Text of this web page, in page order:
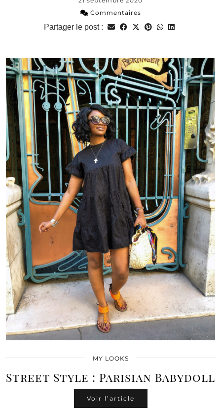
Commentaires
Partager le post :
MY LOOKS
Street Style : Parisian Babydoll
Voir l’article